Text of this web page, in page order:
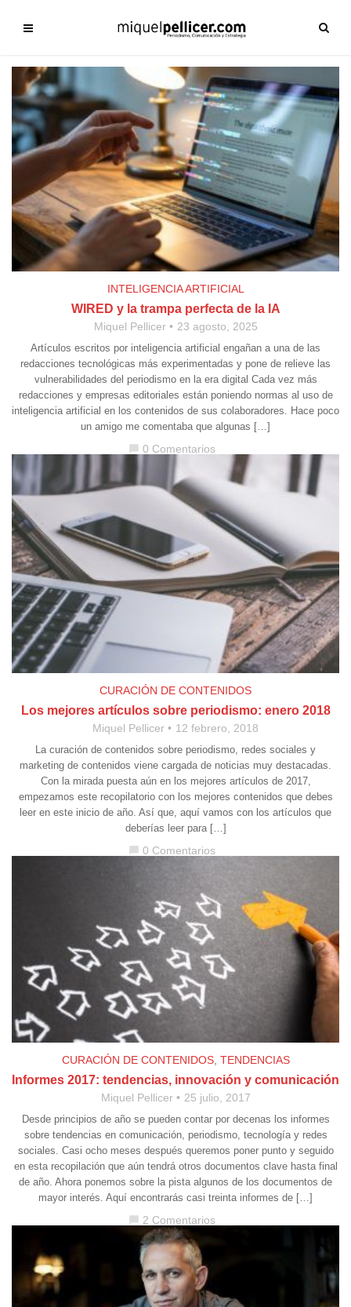
INTELIGENCIA ARTIFICIAL
WIRED y la trampa perfecta de la IA
Miquel Pellicer 23 agosto, 2025
Artículos escritos por inteligencia artificial engañan a una de las
redacciones tecnológicas más experimentadas y pone de relieve las
vulnerabilidades del periodismo en la era digital Cada vez más
redacciones y empresas editoriales están poniendo normas al uso de
inteligencia artificial en los contenidos de sus colaboradores. Hace poco
un amigo me comentaba que algunas […]
chat_bubble 0 Comentarios
CURACIÓN DE CONTENIDOS
Los mejores artículos sobre periodismo: enero 2018
Miquel Pellicer 12 febrero, 2018
La curación de contenidos sobre periodismo, redes sociales y
marketing de contenidos viene cargada de noticias muy destacadas.
Con la mirada puesta aún en los mejores artículos de 2017,
empezamos este recopilatorio con los mejores contenidos que debes
leer en este inicio de año. Así que, aquí vamos con los artículos que
deberías leer para […]
chat_bubble 0 Comentarios
CURACIÓN DE CONTENIDOS, TENDENCIAS
Informes 2017: tendencias, innovación y comunicación
Miquel Pellicer 25 julio, 2017
Desde principios de año se pueden contar por decenas los informes
sobre tendencias en comunicación, periodismo, tecnología y redes
sociales. Casi ocho meses después queremos poner punto y seguido
en esta recopilación que aún tendrá otros documentos clave hasta final
de año. Ahora ponemos sobre la pista algunos de los documentos de
mayor interés. Aquí encontrarás casi treinta informes de […]
chat_bubble 2 Comentarios